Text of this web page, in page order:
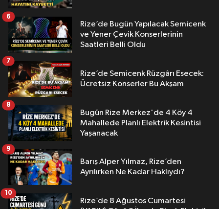
Rize’de Bugün Yapılacak Semicenk
ve Yener Çevik Konserlerinin
Saatleri Belli Oldu
6
Rize’de Semicenk Rüzgârı Esecek:
Ücretsiz Konserler Bu Akşam
7
Bugün Rize Merkez'de 4 Köy 4
Mahallede Planlı Elektrik Kesintisi
Yaşanacak
8
Barış Alper Yılmaz, Rize’den
Ayrılırken Ne Kadar Haklıydı?
9
Rize’de 8 Ağustos Cumartesi
10